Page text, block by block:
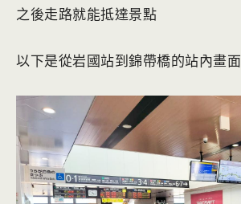
之後走路就能抵達景點
以下是從岩國站到錦帶橋的站內畫面